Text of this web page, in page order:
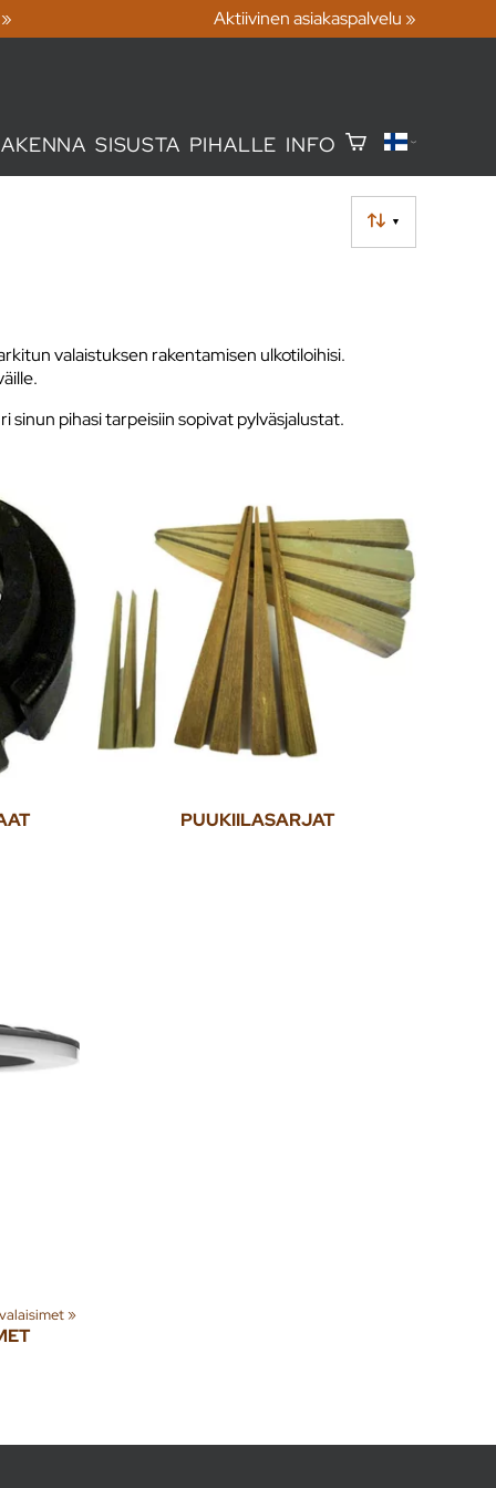
Aktiivinen asiakaspalvelu »
SISUSTA PIHALLE INFO
▼
valaistuksen rakentamisen ulkotiloihisi.
sinun pihasi tarpeisiin sopivat pylväsjalustat.
PUUKIILASARJAT
‪»